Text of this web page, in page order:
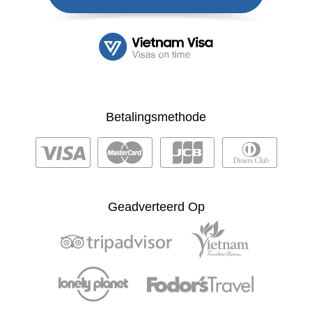
Betalingsmethode
Geadverteerd Op